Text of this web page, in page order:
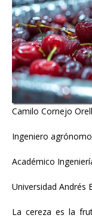
Camilo Cornejo
Ingeniero agrónomo
Académico
Universidad Andrés
La cereza es la